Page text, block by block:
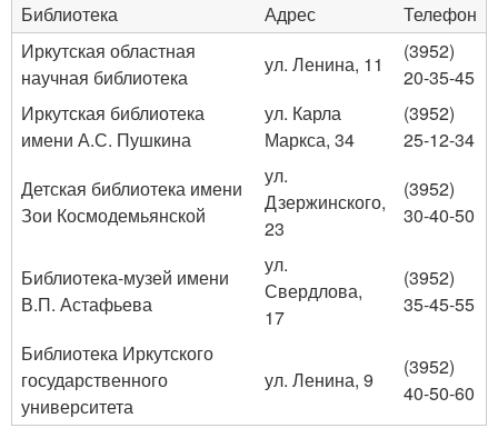
Библиотека
Адрес
Телефон
Иркутская областная
научная библиотека
ул. Ленина, 11
(3952)
20-35-45
Иркутская библиотека
имени А.С. Пушкина
ул. Карла
Маркса, 34
(3952)
25-12-34
Детская библиотека имени
Зои Космодемьянской
ул.
Дзержинского,
23
(3952)
30-40-50
Библиотека-музей имени
В.П. Астафьева
ул.
Свердлова,
17
(3952)
35-45-55
Библиотека Иркутского
государственного
университета
ул. Ленина, 9
(3952)
40-50-60